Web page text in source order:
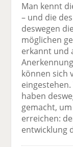
Man kennt
– und die
deswegen
möglichen
erkannt und
können sich
haben
gemacht,
erreichen:
entwicklung